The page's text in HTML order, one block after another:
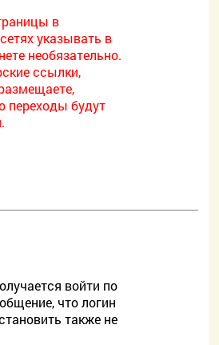
в
указывать в
необязательно.
ссылки,
переходы будут
войти по
что логин
также не